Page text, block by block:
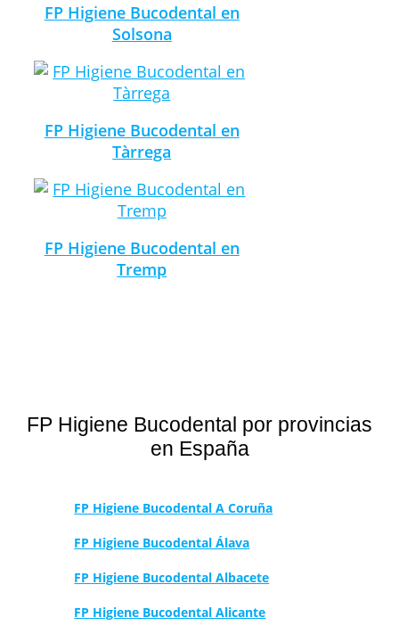
FP Higiene Bucodental en
Solsona
FP Higiene Bucodental en
Tàrrega
FP Higiene Bucodental en
Tremp
FP Higiene Bucodental por provincias
en España
FP Higiene Bucodental A Coruña
FP Higiene Bucodental Álava
FP Higiene Bucodental Albacete
FP Higiene Bucodental Alicante